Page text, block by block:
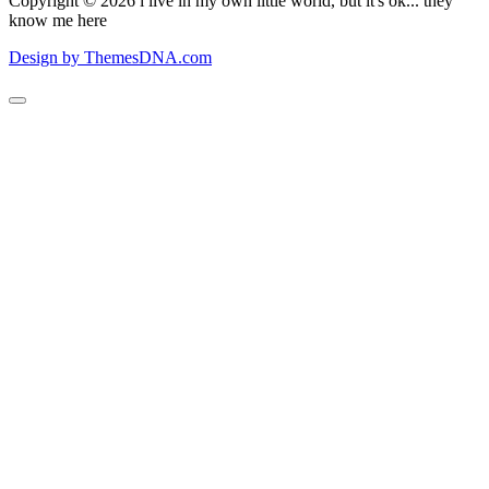
know me here
Design by ThemesDNA.com
Scroll